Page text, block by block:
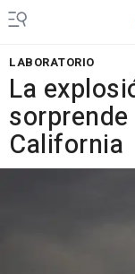
LABORATORIO
La
California